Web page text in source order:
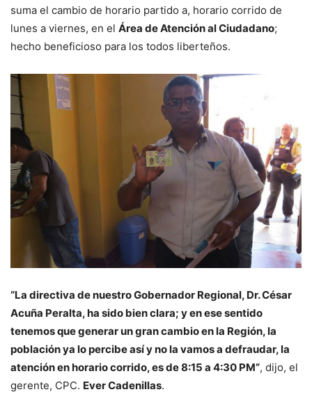
suma el cambio de horario partido a, horario corrido de
lunes a viernes, en el Área de Atención al Ciudadano;
hecho beneficioso para los todos liberteños.
“La directiva de nuestro Gobernador Regional, Dr. César
Acuña Peralta, ha sido bien clara; y en ese sentido
tenemos que generar un gran cambio en la Región, la
población ya lo percibe así y no la vamos a defraudar, la
atención en horario corrido, es de 8:15 a 4:30 PM”, dijo, el
gerente, CPC. Ever Cadenillas.